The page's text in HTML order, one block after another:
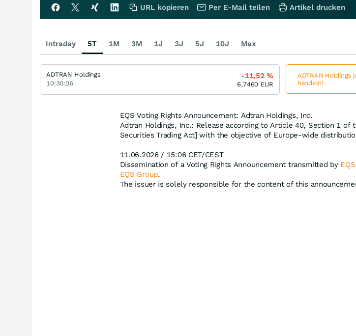
EQS Voting Rights Announcement: Adtran Holdings, Inc.
Adtran Holdings, Inc.: Release according to Article 40, Section 1 of
Securities Trading Act] with the objective of Europe-wide
11.06.2026 / 15:06 CET/CEST
Dissemination of a Voting Rights Announcement transmitted by
EQS Group.
The issuer is solely responsible for the content of this
URL kopieren Per E-Mail teilen Artikel drucken
Intraday 5T 1M 3M 1J 3J 5J 10J Max
ADTRAN Holdings
10:30:06
-11,52%
6,7460 EUR
ADTRAN Holdings
handeln!